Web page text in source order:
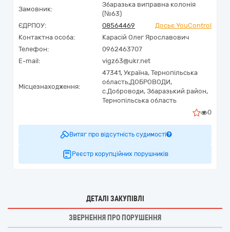
Замовник:
Збаразька виправна колонія
(№63)
ЄДРПОУ:
08564469
Досьє YouControl
Контактна особа:
Карасій Олег Ярославович
Телефон:
0962463707
E-mail:
vigz63@ukr.net
Місцезнаходження:
47341, Україна, Тернопільська
область,ДОБРОВОДИ,
с.Доброводи, Збаразький район,
Тернопільська область
0
Витяг про відсутність судимості
Реєстр корупційних порушників
ДЕТАЛІ ЗАКУПІВЛІ
ЗВЕРНЕННЯ ПРО ПОРУШЕННЯ